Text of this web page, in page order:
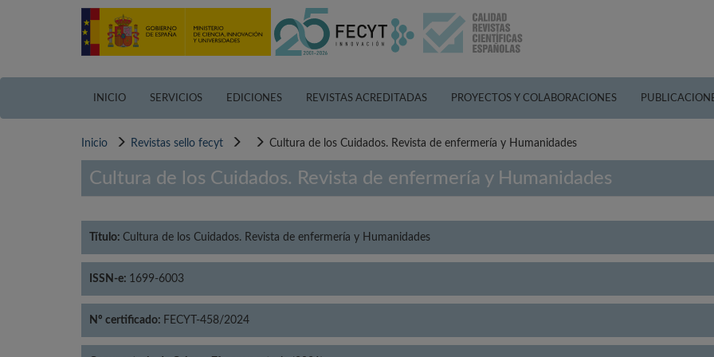
INICIO SERVICIOS EDICIONES REVISTAS ACREDITADAS PROYECTOS Y COLABORACIONES
Inicio Revistas sello fecyt Cultura de los Cuidados. Revista de enfermería y Humanidades
Cultura de los Cuidados. Revista de enfermería y Humanidades
Título: Cultura de los Cuidados. Revista de enfermería y Humanidades
ISSN-e: 1699-6003
Nº certificado: FECYT-458/2024